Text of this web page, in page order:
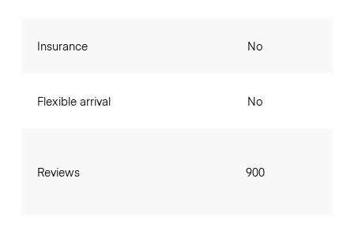
Insurance
Flexible arrival
Reviews
No
No
900